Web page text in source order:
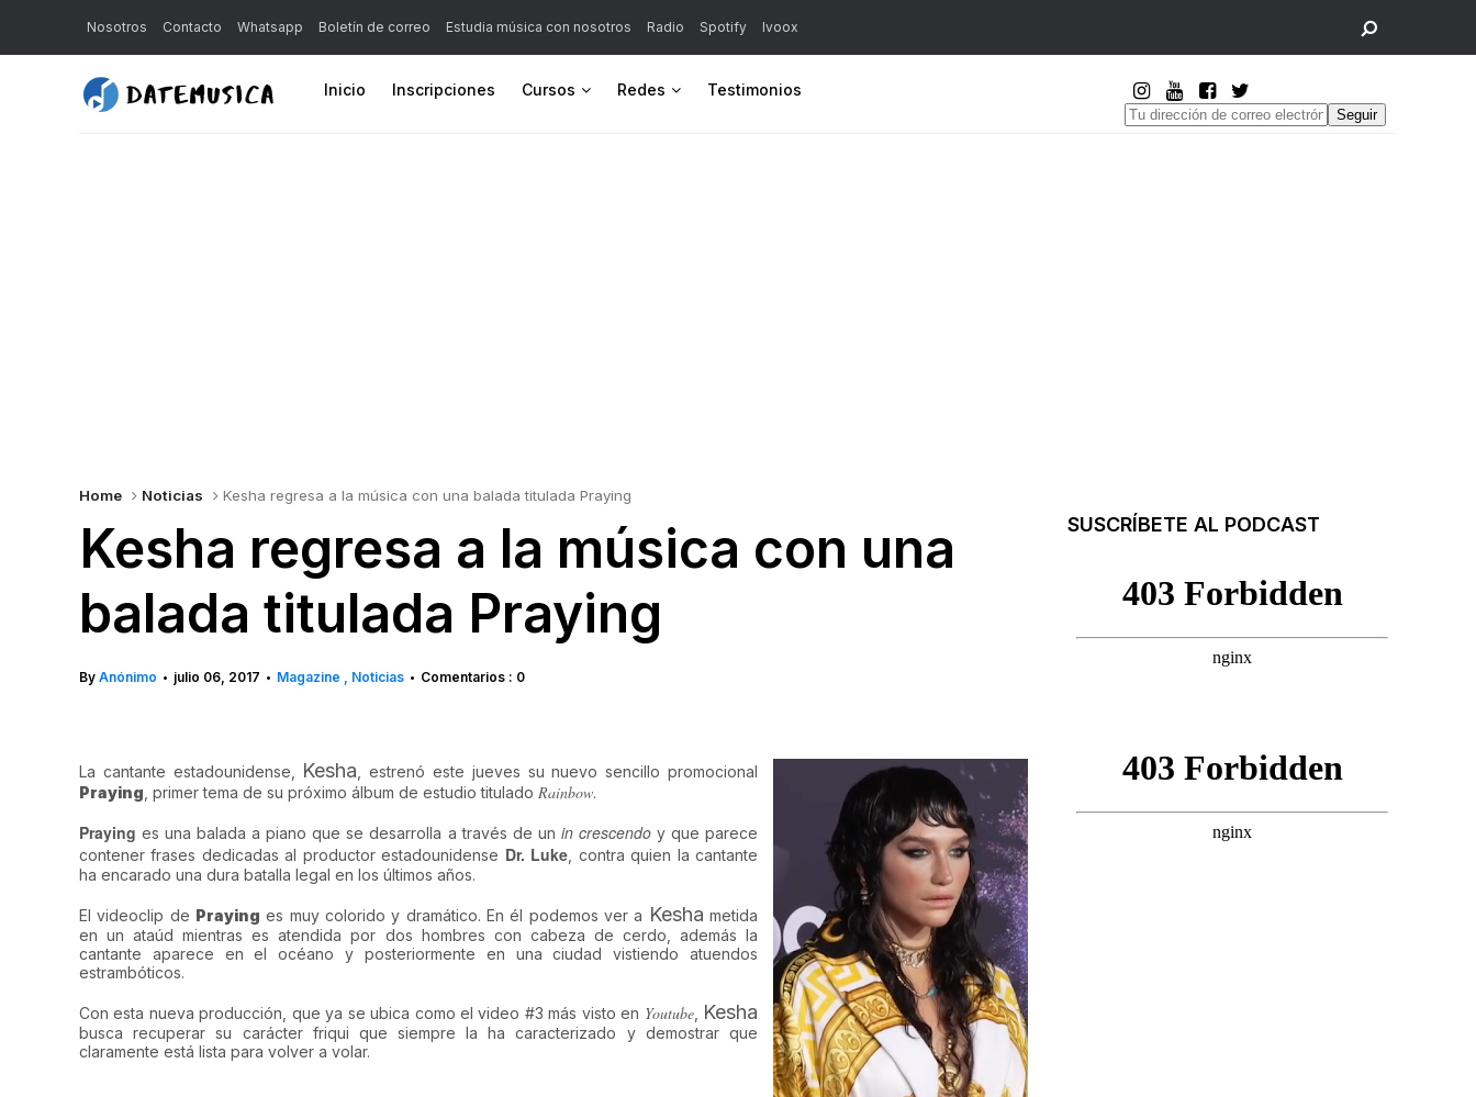
Nosotros Contacto Whatsapp Boletín de correo Estudia música con nosotros Radio Spotify Ivoox
Inicio Inscripciones Cursos Redes Testimonios
Seguir
Home Noticias Kesha regresa a la música con una balada titulada Praying
Kesha regresa a la música con una
balada titulada Praying
By Anónimo • julio 06, 2017 • Magazine Noticias • Comentarios : 0
La cantante estadounidense, Kesha , estrenó este jueves su nuevo sencillo promocional
Praying , primer tema de su próximo álbum de estudio titulado Rainbow.
Praying es una balada a piano que se desarrolla a través de un in crescendoy que parece
contener frases dedicadas al productor estadounidense Dr. Luke , contra quien la cantante
ha encarado una dura batalla legal en los últimos años.
El videoclip de Praying es muy colorido y dramático. En él podemos ver a Kesha metida
en un ataúd mientras es atendida por dos hombres con cabeza de cerdo, además la
cantante aparece en el océano y posteriormente en una ciudad vistiendo atuendos
estrambóticos.
Con esta nueva producción, que ya se ubica como el video #3 más visto en Youtube, Kesha
busca recuperar su carácter friqui que siempre la ha caracterizado y demostrar que
claramente está lista para volver a volar.
SUSCRÍBETE AL PODCAST